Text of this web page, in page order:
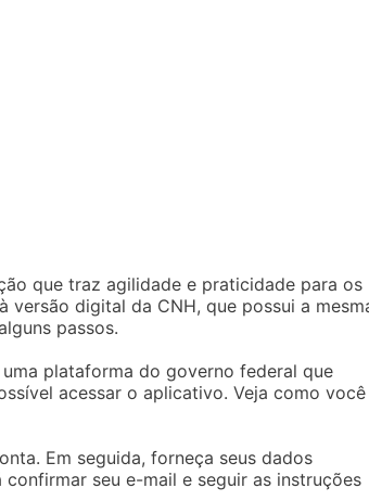
que traz agilidade e praticidade para os
digital da CNH, que possui a
passos.
plataforma do governo federal que
acessar o aplicativo. Veja como você
Em seguida, forneça seus dados
seu e-mail e seguir as instruções